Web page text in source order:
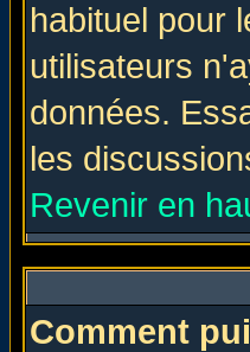
habituel pour
utilisateurs
données.
les
Revenir en
Comment